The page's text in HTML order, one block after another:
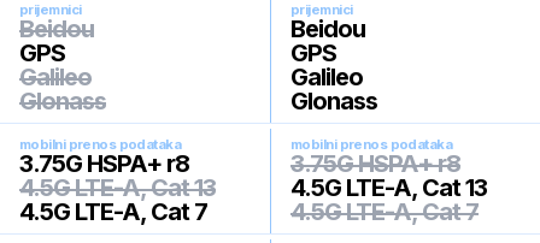
prijemnici
Beidou
GPS
Galileo
Glonass
prijemnici
Beidou
GPS
Galileo
Glonass
mobilni prenos podataka
3.75G HSPA+ r8
4.5G LTE-A, Cat 13
4.5G LTE-A, Cat 7
mobilni prenos podataka
3.75G HSPA+ r8
4.5G LTE-A, Cat 13
4.5G LTE-A, Cat 7